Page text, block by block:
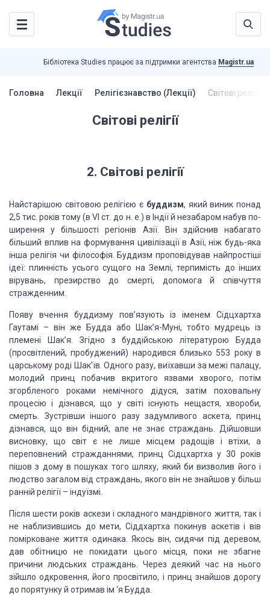
Бібліотека Studies працює за підтримки агентства Magistr.ua
Головна Лекції Релігієзнавство (Лекції) Світові релігії
Світові релігії
2. Світові релігії
Найстарішою світовою релігією є буддизм, який виник понад
2,5 тис. років тому (в VI ст. до н. е.) в Індії й незабаром набув по­
ширення у більшості регіонів Азії. Він здійснив набагато
більший вплив на формування цивілізації в Азії, ніж будь-яка
інша релігія чи філософія. Буддизм проповідував найпростіші
ідеї: плинність усього сущого на Землі, терпимість до інших
вірувань, презир­ство до смерті, допомога й співчуття
стражденним.
Появу вчення буддизму пов’язують із іменем Сідцхартха
Гаутамі – він же Будда або Шак’я-Муні, тобто мудрець із
племені Шак’я. Згідно з буддійською літературою Будда
(просвітлений, пробуджений) народився близько 553 року в
царському роді Шак’їв. Одного разу, виїхавши за межі палацу,
молодий принц побачив вкритого язвами хворого, потім
згорбленого роками немічного дідуся, затім поховальну
процесію і дізнався, що у світі існують нещастя, хвороби,
смерть. Зустрівши іншого разу задумливого аскета, принц
дізнався, що він бідний, але не знає страждань. Дійшовши
висновку, що світ є не лише місцем радо­щів і втіхи, а
переповнений стражданнями, принц Сідцхартха у 30 років
пішов з дому в пошуках того шляху, який би визволив його і
людство загалом від страждань, якого він не знайшов у більш
ранній релігії – індуїзмі.
Після шести років аскези і складного мандрівного життя, так і
не наблизившись до мети, Сіддхартха покинув аскетів і вів
помірковане життя одинака. Якось він, сидячи під деревом,
дав обітницю не покидати цього місця, поки не збагне
причини людських страждань. Через деякий час на нього
зійшло одкро­вення, його просвітило, і принц знайшов дорогу
до порятунку й отримав ім ‘я Будда.